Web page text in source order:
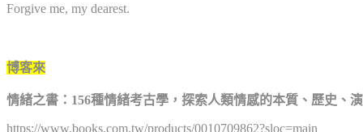
Forgive me, my dearest.
博客來
情緒之書：156種情緒考古學，探索人類情感的本質、歷史、
https://www.books.com.tw/products/0010709862?sloc=main